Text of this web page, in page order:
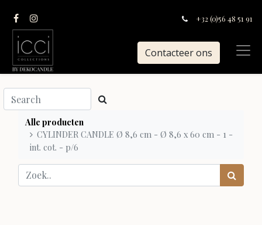
+32 (0)56 48 51 91
Contacteer ons
Alle producten
CYLINDER CANDLE Ø 8,6 cm - Ø 8,6 x 60 cm - 1 -
int. cot. - p/6